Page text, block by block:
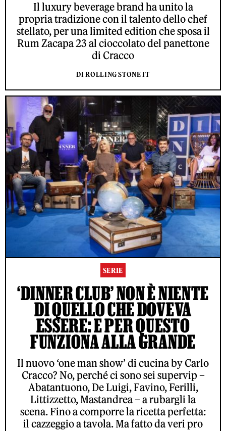
Il luxury beverage brand ha unito la
propria tradizione con il talento dello chef
stellato, per una limited edition che sposa il
Rum Zacapa 23 al cioccolato del panettone
di Cracco
DI ROLLING STONE IT
SERIE
‘DINNER CLUB’ NON È NIENTE
DI QUELLO CHE DOVEVA
ESSERE: E PER QUESTO
FUNZIONA ALLA GRANDE
Il nuovo ‘one man show’ di cucina by Carlo
Cracco? No, perché ci sono sei supervip –
Abatantuono, De Luigi, Favino, Ferilli,
Littizzetto, Mastandrea – a rubargli la
scena. Fino a comporre la ricetta perfetta:
il cazzeggio a tavola. Ma fatto da veri pro